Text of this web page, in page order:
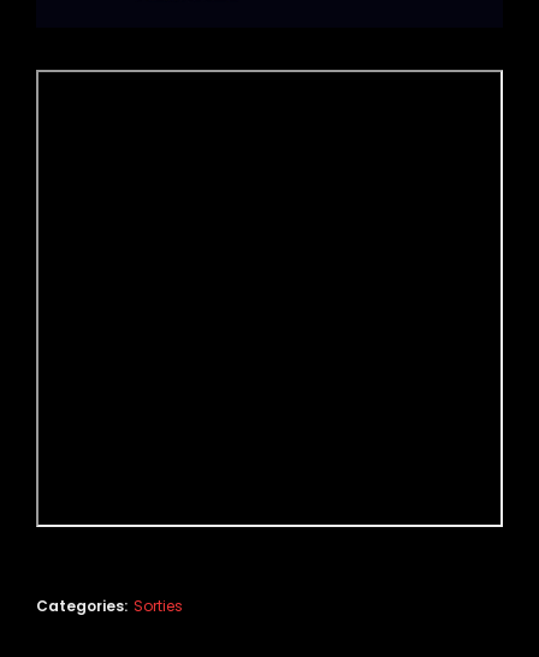
Categories: Sorties